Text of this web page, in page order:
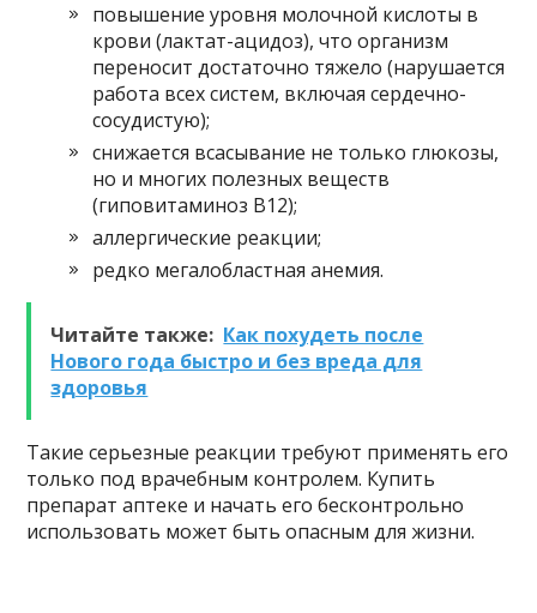
повышение уровня молочной кислоты в
крови (лактат-ацидоз), что организм
переносит достаточно тяжело (нарушается
работа всех систем, включая сердечно-
сосудистую);
снижается всасывание не только глюкозы,
но и многих полезных веществ
(гиповитаминоз В12);
аллергические реакции;
редко мегалобластная анемия.
Читайте также: Как похудеть после
Нового года быстро и без вреда для
здоровья
Такие серьезные реакции требуют применять его
только под врачебным контролем. Купить
препарат аптеке и начать его бесконтрольно
использовать может быть опасным для жизни.